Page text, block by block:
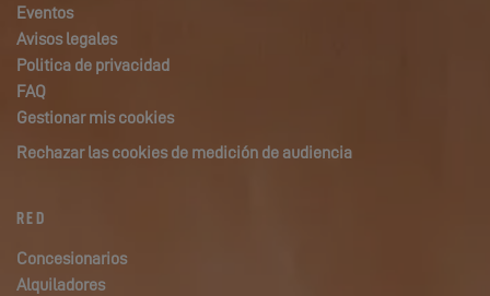
Eventos
Avisos legales
Politica de privacidad
FAQ
Gestionar mis cookies
Rechazar las cookies de medición de audiencia
RED
Concesionarios
Alquiladores